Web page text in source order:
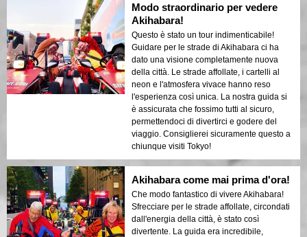
Modo straordinario per vedere
Akihabara!
Questo è stato un tour indimenticabile!
Guidare per le strade di Akihabara ci ha
dato una visione completamente nuova
della città. Le strade affollate, i cartelli al
neon e l'atmosfera vivace hanno reso
l'esperienza così unica. La nostra guida si
è assicurata che fossimo tutti al sicuro,
permettendoci di divertirci e godere del
viaggio. Consiglierei sicuramente questo a
chiunque visiti Tokyo!
Akihabara come mai prima d'ora!
Che modo fantastico di vivere Akihabara!
Sfrecciare per le strade affollate, circondati
dall'energia della città, è stato così
divertente. La guida era incredibile,